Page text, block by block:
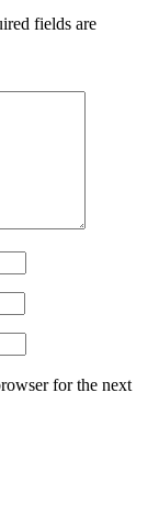
fields are
for the next